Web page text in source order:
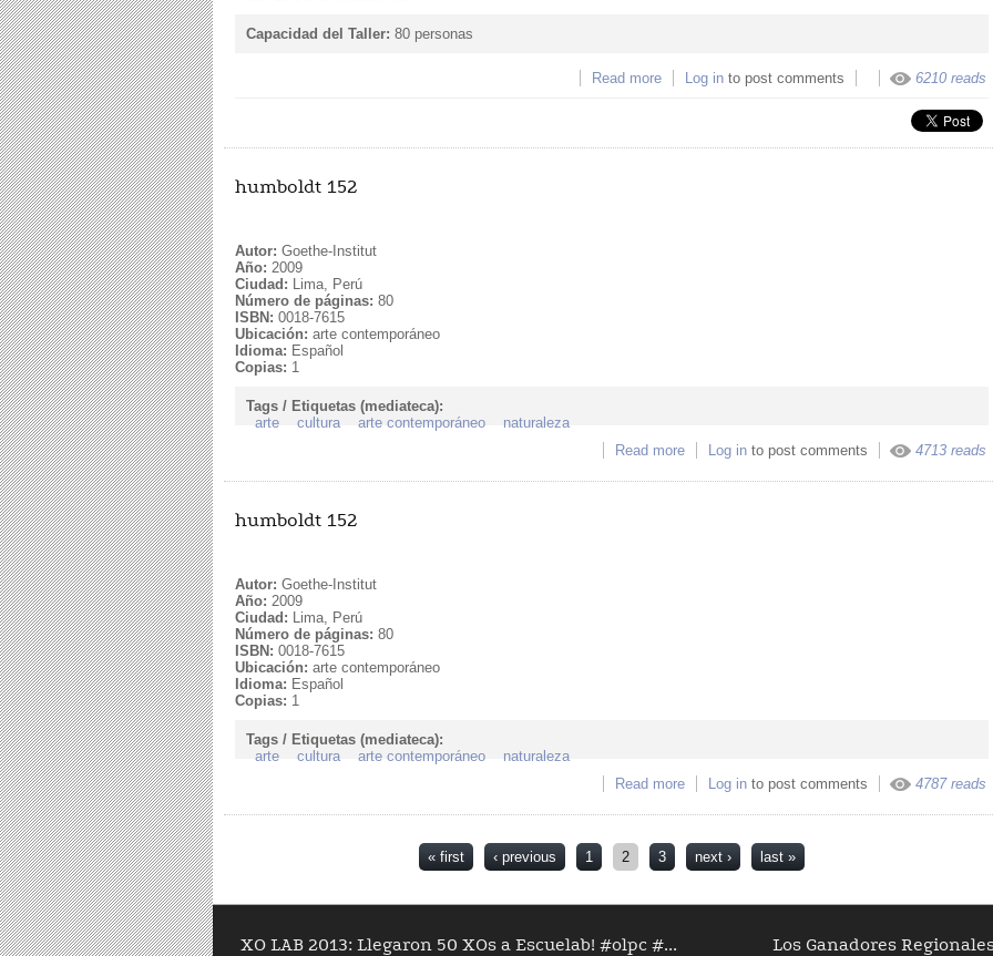
Capacidad del Taller: 80 personas
Read more about Escuelab acoge a First Tuesday Lima y a
Log in to post comments 6210 reads
humboldt 152
Autor: Goethe-Institut
Año: 2009
Ciudad: Lima, Perú
Número de páginas: 80
ISBN: 0018-7615
Ubicación: arte contemporáneo
Idioma: Español
Copias: 1
Tags / Etiquetas (mediateca):
arte
cultura arte contemporáneo
naturaleza
Read more about humboldt 152
Log in to post comments 4713 reads
humboldt 152
Autor: Goethe-Institut
Año: 2009
Ciudad: Lima, Perú
Número de páginas: 80
ISBN: 0018-7615
Ubicación: arte contemporáneo
Idioma: Español
Copias: 1
Tags / Etiquetas (mediateca):
arte
cultura arte contemporáneo
naturaleza
Read more about humboldt 152
Log in to post comments 4787 reads
« first ‹ previous 1 2 3 next › last »
XO LAB 2013: Llegaron 50 XOs a Escuelab! #olpc #... Los Ganadores